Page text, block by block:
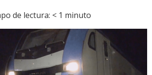
de lectura: < 1 minuto